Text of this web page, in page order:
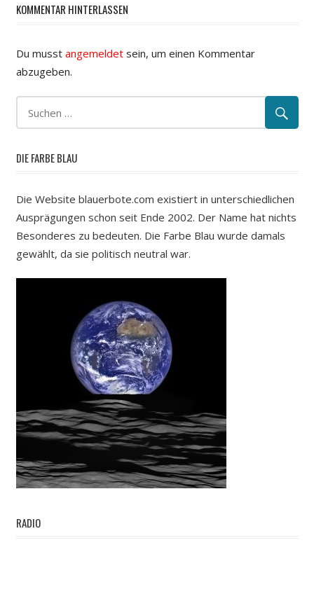
KOMMENTAR HINTERLASSEN
Du musst angemeldetsein, um einen Kommentar
abzugeben.
DIE FARBE BLAU
Die Website blauerbote.com existiert in unterschiedlichen
Ausprägungen schon seit Ende 2002. Der Name hat nichts
Besonderes zu bedeuten. Die Farbe Blau wurde damals
gewählt, da sie politisch neutral war.
RADIO